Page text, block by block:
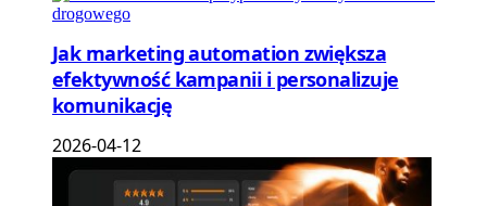
Jak marketing automation zwiększa
efektywność kampanii i personalizuje
komunikację
2026-04-12